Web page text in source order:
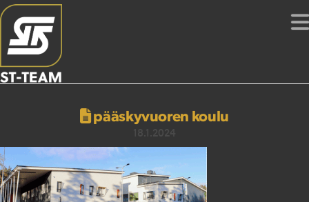
pääskyvuoren koulu